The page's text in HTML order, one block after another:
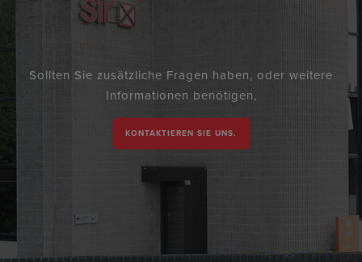
Sollten Sie zusätzliche Fragen haben, oder weitere
Informationen benötigen,
KONTAKTIEREN SIE UNS.